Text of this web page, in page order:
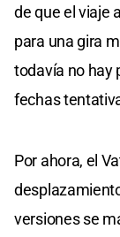
de que el viaje
para una gira
todavía no hay
fechas
Por ahora, el
versiones se